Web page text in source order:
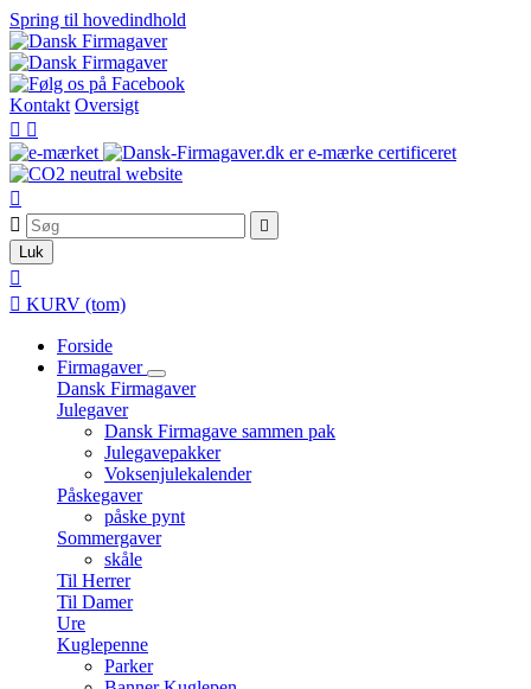
Spring til hovedindhold
Kontakt Oversigt
 



Luk

 KURV (tom)
Forside
Firmagaver
Dansk Firmagaver
Julegaver
Dansk Firmagave sammen pak
Julegavepakker
Voksenjulekalender
Påskegaver
påske pynt
Sommergaver
skåle
Til Herrer
Til Damer
Ure
Kuglepenne
Parker